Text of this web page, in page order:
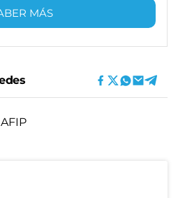
MÁS
AFIP